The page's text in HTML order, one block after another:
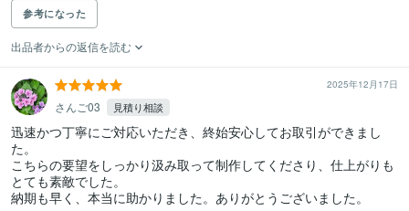
参考になった
出品者からの返信を読む
2025年12月17日
さんご03 見積り相談
迅速かつ丁寧にご対応いただき、終始安心してお取引ができまし
た。
こちらの要望をしっかり汲み取って制作してくださり、仕上がりも
とても素敵でした。
納期も早く、本当に助かりました。ありがとうございました。